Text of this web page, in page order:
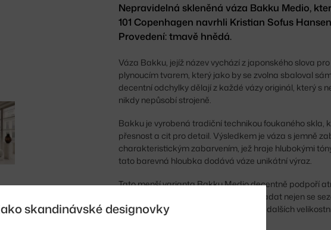
Nepravidelná skleněná váza Bakku Medio,
101 Copenhagen navrhli Kristian Sofus
Provedení: tmavě hnědá.
Váza Bakku, jejíž název vychází z japonského slova
plynoucím tvarem, který jako by se zvolna sbaloval
decentní odchylky dělají z každé vázy originál, který s
nikdy nepůsobí strojeně.
Bakku je vyrobená tradiční technikou foukaného skla,
přesnost a cit pro detail. Výsledkem je váza s jemně
charakteristickým zabarvením, jež hraje hlubokými
tato barevná hloubka dodává váze unikátní výraz.
Tato menší varianta Bakku Medio decentně podpoří
odkládacího stolku a skvěle bude vypadat nejen se
prázdná. Váza Bakku se vyrábí také v dalších
skandinávské designovky